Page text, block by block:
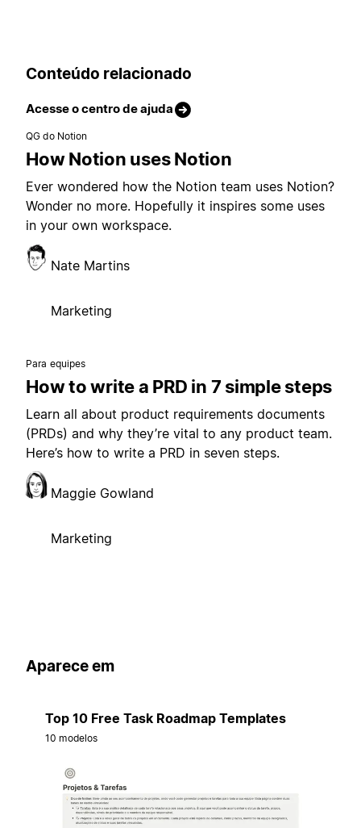
Conteúdo relacionado
Acesse o centro de ajuda
QG do Notion
How Notion uses Notion
Ever wondered how the Notion team uses Notion?
Wonder no more. Hopefully it inspires some uses
in your own workspace.
Nate Martins
Marketing
Para equipes
How to write a PRD in 7 simple steps
Learn all about product requirements documents
(PRDs) and why they’re vital to any product team.
Here’s how to write a PRD in seven steps.
Maggie Gowland
Marketing
Aparece em
Top 10 Free Task Roadmap Templates
10 modelos